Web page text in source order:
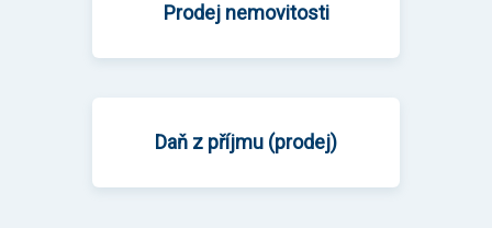
Prodej nemovitosti
Daň z příjmu (prodej)